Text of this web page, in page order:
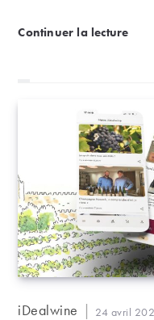
Continuer la lectureQuel
Auteur/autrice
iDealwine
Publication
24 avril